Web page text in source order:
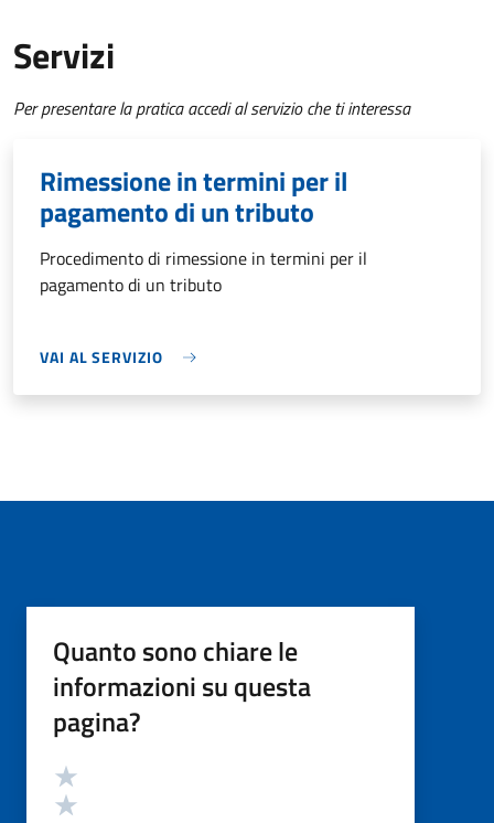
Servizi
Per presentare la pratica accedi al servizio che ti interessa
Rimessione in termini per il
pagamento di un tributo
Procedimento di rimessione in termini per il
pagamento di un tributo
VAI AL SERVIZIO
Quanto sono chiare le
informazioni su questa
pagina?
Valutazione